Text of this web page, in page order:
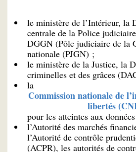
le ministère de l’Intérieur, la
centrale de la Police
DGGN (Pôle judiciaire de la
nationale (PJGN) ;
le ministère de la Justice, la
criminelles et des grâces
la
Commission nationale de
libertés
pour les atteintes aux
l’Autorité des marchés
l’Autorité de contrôle
(ACPR), les autorités de